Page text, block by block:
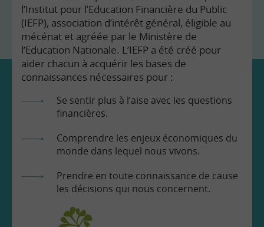
l’Institut pour l’Education Financière du Public
(IEFP), association d’intérêt général, éligible au
mécénat et agréée par le Ministère de
l’Education Nationale. L’IEFP a été créé pour
aider chacun à acquérir les bases de
connaissances nécessaires pour :
Se sentir plus à l’aise avec les questions
financières.
Comprendre les enjeux économiques du
monde dans lequel nous vivons.
Prendre en toute connaissance de cause
les décisions qui nous concernent.